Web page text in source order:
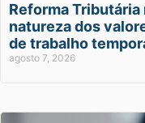
Reforma
natureza dos
de trabalho
agosto 7, 2026